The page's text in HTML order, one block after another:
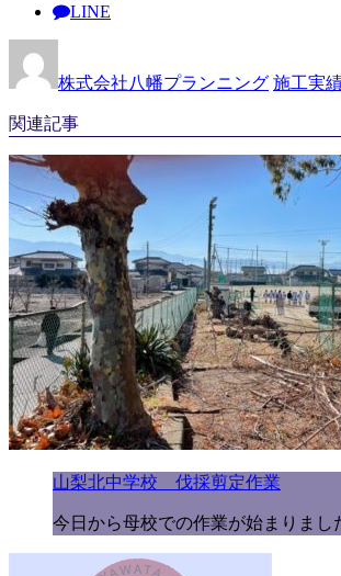
LINE
株式会社八幡プランニング 施工実
関連記事
山梨北中学校 伐採剪定作業
今日から母校での作業が始まりま